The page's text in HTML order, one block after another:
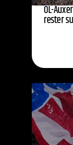
OL-
rester